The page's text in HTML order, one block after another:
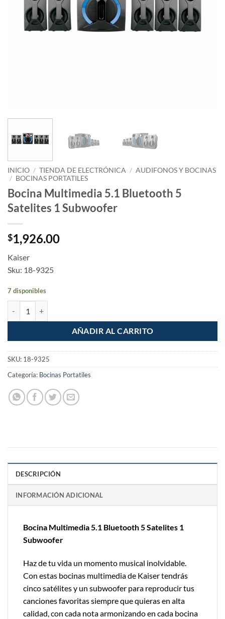
INICIO / TIENDA DE ELECTRÓNICA / AUDIFONOS Y BOCINAS
/ BOCINAS PORTATILES
Bocina Multimedia 5.1 Bluetooth 5
Satelites 1 Subwoofer
$1,926.00
Kaiser
Sku: 18-9325
7 disponibles
AÑADIR AL CARRITO
SKU: 18-9325
Categoría: Bocinas Portatiles
DESCRIPCIÓN
INFORMACIÓN ADICIONAL
Bocina Multimedia 5.1 Bluetooth 5 Satelites 1
Subwoofer
Haz de tu vida un momento musical inolvidable.
Con estas bocinas multimedia de Kaiser tendrás
cinco satélites y un subwoofer para reproducir tus
canciones favoritas siempre que quieras en alta
calidad, con cada nota armonizando en cada bocina